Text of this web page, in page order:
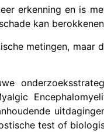
erkenning en is
kan
metingen, maar
test of